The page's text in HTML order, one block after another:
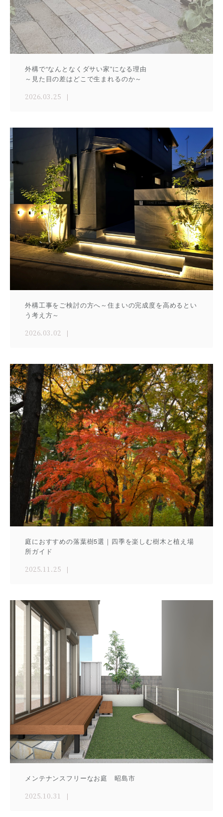
外構で“なんとなくダサい家”になる理由
～見た目の差はどこで生まれるのか～
2026.03.25
外構工事をご検討の方へ～住まいの完成度を高めるとい
う考え方～
2026.03.02
庭におすすめの落葉樹5選｜四季を楽しむ樹木と植え場
所ガイド
2025.11.25
メンテナンスフリーなお庭 昭島市
2025.10.31